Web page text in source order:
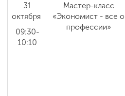
31
октября
09:30-
10:10
Мастер-класс
«Экономист - все о
профессии»